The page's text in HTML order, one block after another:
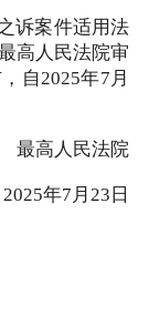
诉案件适用法
高人民法院审
自2025年7月
最高人民法院
2025年7月23日